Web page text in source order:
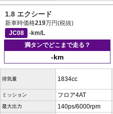
1.8 エクシード
新車時価格219万円(税抜)
JC08
-km/L
満タンでどこまで走る？
-km
排気量 1834cc
ミッション フロア4AT
最大出力 140ps/6000rpm